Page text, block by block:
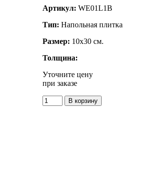
Артикул: WE01L1B
Тип: Напольная плитка
Размер: 10x30 см.
Толщина:
Уточните цену
при заказе